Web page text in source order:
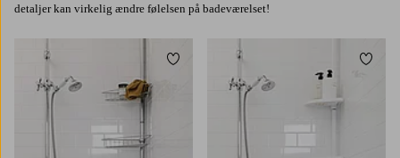
detaljer kan virkelig ændre følelsen på badeværelset!
Tilføj til favoritter Tilføj